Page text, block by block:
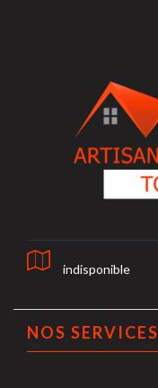
indisponible
NOS SERVICES